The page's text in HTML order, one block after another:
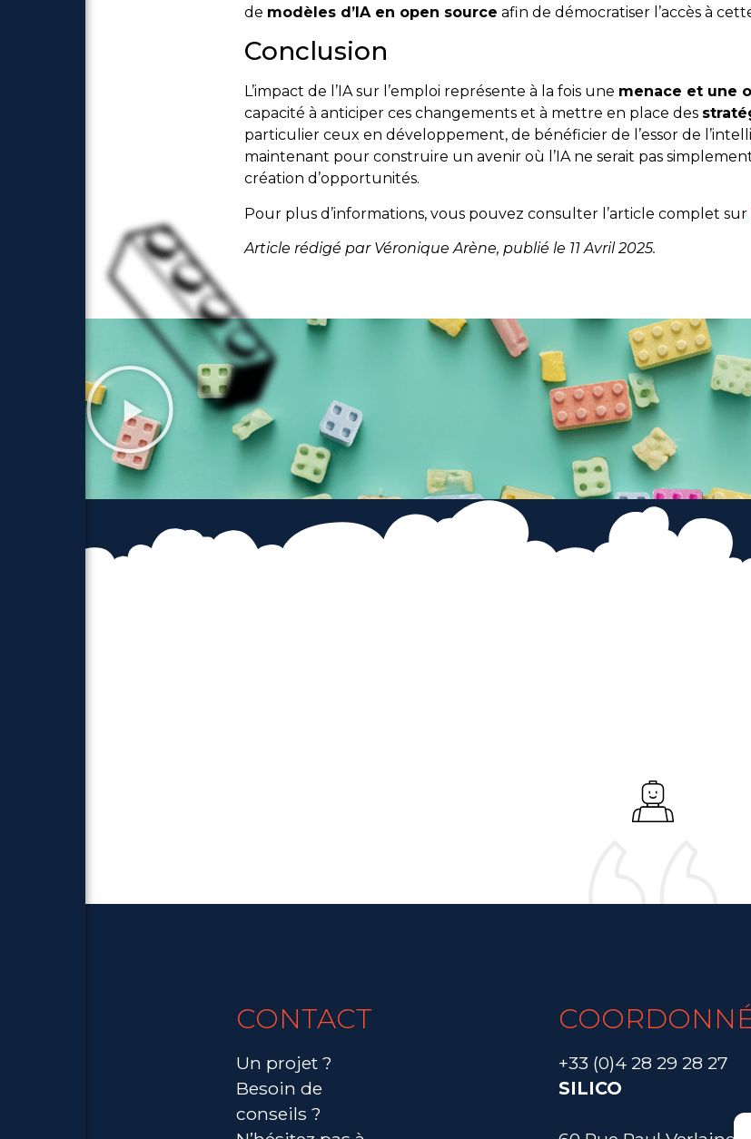
de modèles d’IA en open source afin de démocratiser l’accès à
Conclusion
L’impact de l’IA sur l’emploi représente à la fois une menace et une
capacité à anticiper ces changements et à mettre en place des
particulier ceux en développement, de bénéficier de l’essor de
maintenant pour construire un avenir où l’IA ne serait pas
création d’opportunités.
Pour plus d’informations, vous pouvez consulter l’article complet sur
Article rédigé par Véronique Arène, publié le 11 Avril 2025.
CONTACT
Un projet ?
Besoin de
conseils ?
+33 (0)4 28 29 28 27
SILICO